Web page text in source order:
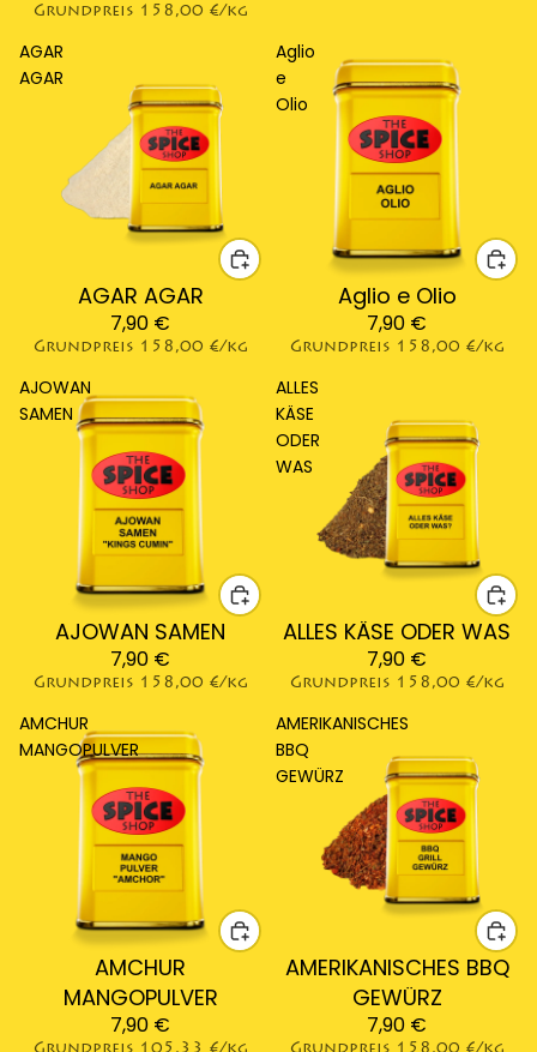
Grundpreis 158,00 €/kg
AGAR
AGAR
AGAR AGAR
7,90 €
Grundpreis 158,00 €/kg
Aglio
e
Olio
Aglio e Olio
7,90 €
Grundpreis 158,00 €/kg
AJOWAN
SAMEN
AJOWAN SAMEN
7,90 €
Grundpreis 158,00 €/kg
ALLES
KÄSE
ODER
WAS
ALLES KÄSE ODER WAS
7,90 €
Grundpreis 158,00 €/kg
AMCHUR
MANGOPULVER
AMCHUR
MANGOPULVER
7,90 €
AMERIKANISCHES
BBQ
GEWÜRZ
AMERIKANISCHES BBQ
GEWÜRZ
7,90 €